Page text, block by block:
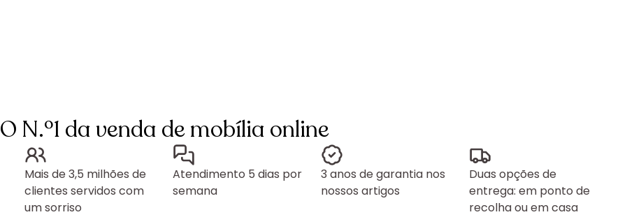
O N.º1 da venda de mobília online
Mais de 3,5 milhões de
clientes servidos com
um sorriso
Atendimento 5 dias por
semana
3 anos de garantia nos
nossos artigos
Duas opções de
entrega: em ponto de
recolha ou em casa